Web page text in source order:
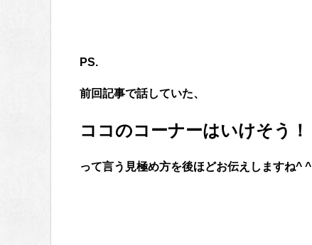
PS.
前回記事で話していた、
ココのコーナーはいけそう！
って言う見極め方を後ほどお伝えしますね^ ^